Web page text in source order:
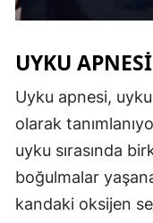
UYKU
Uyku apnesi,
olarak
uyku sırasında
boğulmalar
kandaki oksijen